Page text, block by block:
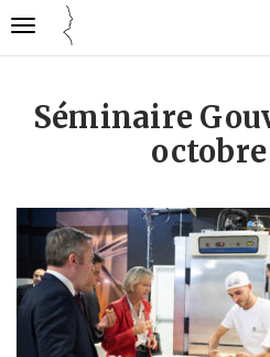
Gestion des traceurs
Cuisine
emploi
Ouvrir
Séminaire
octobre